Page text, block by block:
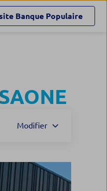
Banque Populaire
Modifier